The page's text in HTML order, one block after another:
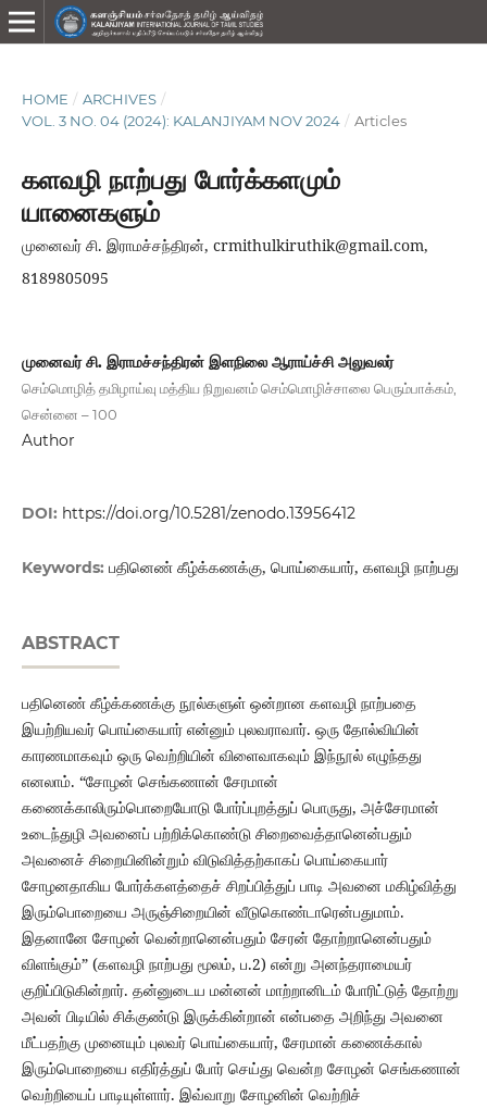
HOME / ARCHIVES /
VOL. 3 NO. 04 (2024): KALANJIYAM NOV 2024 / Articles
களவழி நாற்பது போர்க்களமும்
யானைகளும்
முனைவர் சி. இராமச்சந்திரன், crmithulkiruthik@gmail.com,
8189805095
முனைவர் சி. இராமச்சந்திரன் இளநிலை ஆராய்ச்சி அலுவலர்
செம்மொழித் தமிழாய்வு மத்திய நிறுவனம் செம்மொழிச்சாலை பெரும்பாக்கம்,
சென்னை – 100
Author
DOI: https://doi.org/10.5281/zenodo.13956412
Keywords: பதினெண் கீழ்க்கணக்கு, பொய்கையார், களவழி நாற்பது
ABSTRACT
பதினெண் கீழ்க்கணக்கு நூல்களுள் ஒன்றான களவழி நாற்பதை
இயற்றியவர் பொய்கையார் என்னும் புலவராவார். ஒரு தோல்வியின்
காரணமாகவும் ஒரு வெற்றியின் விளைவாகவும் இந்நூல் எழுந்தது
எனலாம். “சோழன் செங்கணான் சேரமான்
கணைக்காலிரும்பொறையோடு போர்ப்புறத்துப் பொருது, அச்சேரமான்
உடைந்துழி அவனைப் பற்றிக்கொண்டு சிறைவைத்தானென்பதும்
அவனைச் சிறையினின்றும் விடுவித்தற்காகப் பொய்கையார்
சோழனதாகிய போர்க்களத்தைச் சிறப்பித்துப் பாடி அவனை மகிழ்வித்து
இரும்பொறையை அருஞ்சிறையின் வீடுகொண்டாரென்பதுமாம்.
இதனானே சோழன் வென்றானென்பதும் சேரன் தோற்றானென்பதும்
விளங்கும்” (களவழி நாற்பது மூலம், ப.2) என்று அனந்தராமையர்
குறிப்பிடுகின்றார். தன்னுடைய மன்னன் மாற்றானிடம் போரிட்டுத் தோற்று
அவன் பிடியில் சிக்குண்டு இருக்கின்றான் என்பதை அறிந்து அவனை
மீட்பதற்கு முனையும் புலவர் பொய்கையார், சேரமான் கணைக்கால்
இரும்பொறையை எதிர்த்துப் போர் செய்து வென்ற சோழன் செங்கணான்
வெற்றியைப் பாடியுள்ளார். இவ்வாறு சோழனின் வெற்றிச்